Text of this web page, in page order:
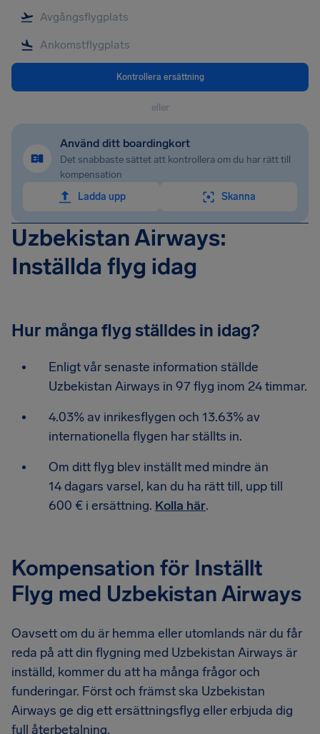
Kontrollera ersättning
eller
Använd ditt boardingkort
Det snabbaste sättet att kontrollera om du har rätt till
kompensation
Ladda upp
Skanna
Uzbekistan Airways:
Inställda flyg idag
Hur många flyg ställdes in idag?
Enligt vår senaste information ställde
Uzbekistan Airways in 97 flyg inom 24 timmar.
4.03% av inrikesflygen och 13.63% av
internationella flygen har ställts in.
Om ditt flyg blev inställt med mindre än
14 dagars varsel, kan du ha rätt till, upp till
600 € i ersättning. Kolla här.
Kompensation för Inställt
Flyg med Uzbekistan Airways
Oavsett om du är hemma eller utomlands när du får
reda på att din flygning med Uzbekistan Airways är
inställd, kommer du att ha många frågor och
funderingar. Först och främst ska Uzbekistan
Airways ge dig ett ersättningsflyg eller erbjuda dig
full återbetalning.